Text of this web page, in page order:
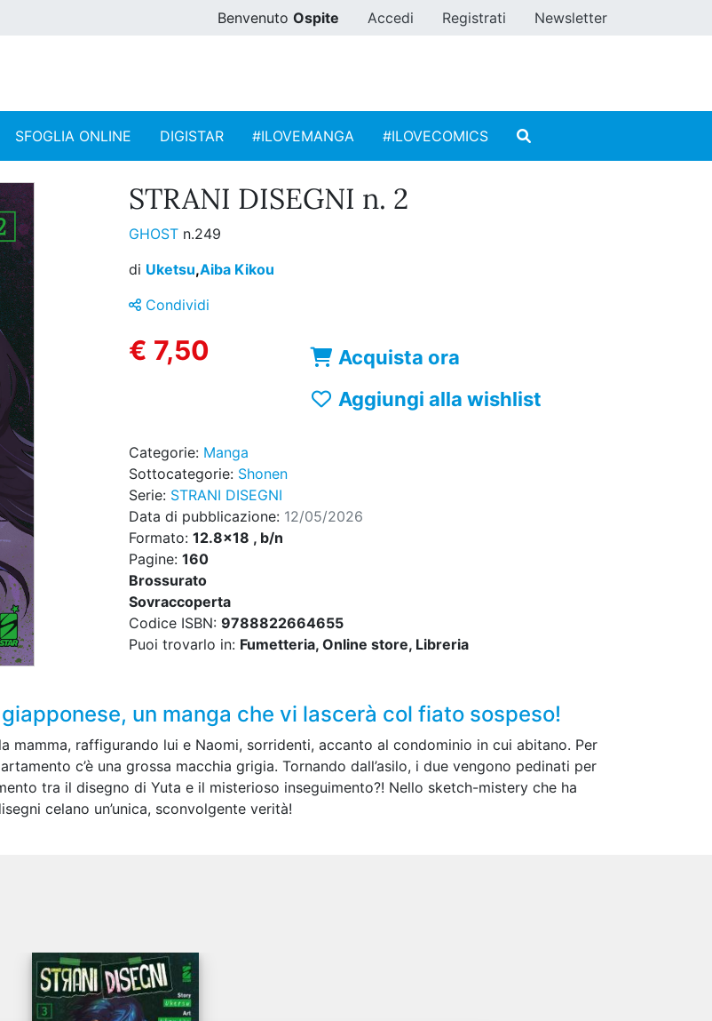
Benvenuto Ospite Accedi Registrati Newsletter
SFOGLIA ONLINE DIGISTAR #ILOVEMANGA #ILOVECOMICS
STRANI DISEGNI n. 2
GHOST n.249
di Uketsu,Aiba Kikou
Condividi
€ 7,50
Acquista ora
Aggiungi alla wishlist
Categorie: Manga
Sottocategorie: Shonen
Serie: STRANI DISEGNI
Data di pubblicazione: 12/05/2026
Formato: 12.8x18 , b/n
Pagine: 160
Brossurato
Sovraccoperta
Codice ISBN: 9788822664655
Puoi trovarlo in: Fumetteria, Online store, Libreria
un manga che vi lascerà col fiato sospeso!
mamma, raffigurando lui e Naomi, sorridenti, accanto al condominio in cui abitano. Per
c’è una grossa macchia grigia. Tornando dall’asilo, i due vengono pedinati per
tra il disegno di Yuta e il misterioso inseguimento?! Nello sketch-mistery che ha
celano un’unica, sconvolgente verità!